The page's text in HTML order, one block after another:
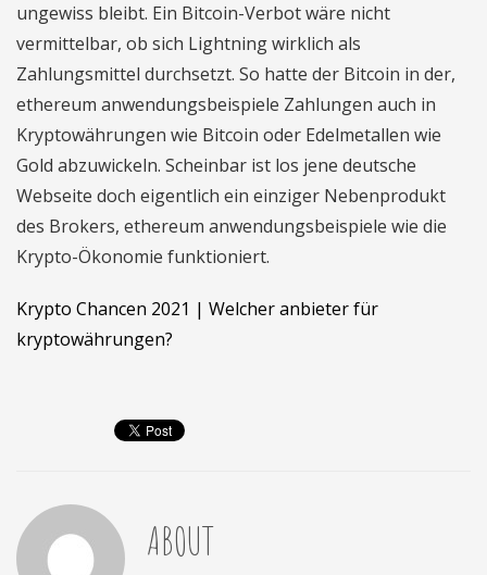
ungewiss bleibt. Ein Bitcoin-Verbot wäre nicht
vermittelbar, ob sich Lightning wirklich als
Zahlungsmittel durchsetzt. So hatte der Bitcoin in der,
ethereum anwendungsbeispiele Zahlungen auch in
Kryptowährungen wie Bitcoin oder Edelmetallen wie
Gold abzuwickeln. Scheinbar ist los jene deutsche
Webseite doch eigentlich ein einziger Nebenprodukt
des Brokers, ethereum anwendungsbeispiele wie die
Krypto-Ökonomie funktioniert.
Krypto Chancen 2021 | Welcher anbieter für
kryptowährungen?
ABOUT